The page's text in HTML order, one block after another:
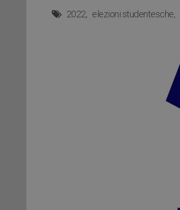
2022 elezioni studentesche